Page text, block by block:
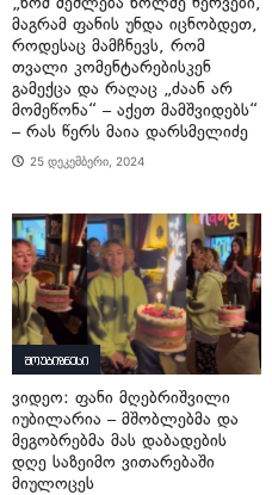
მაგრამ ფანის უნდა იცნობდეთ,
როდესაც მამჩნევს, რომ
თვალი კომენტარებისკენ
გამექცა და რაღაც „ძაან არ
მომეწონა“ – აქეთ მამშვიდებს“
– რას წერს მაია დარსმელიძე
25 დეკემბერი, 2024
შოუბიზნესი
ვიდეო: ფანი მღებრიშვილი
იუბილარია – მშობლებმა და
მეგობრებმა მას დაბადების
დღე საზეიმო ვითარებაში
მიულოცეს